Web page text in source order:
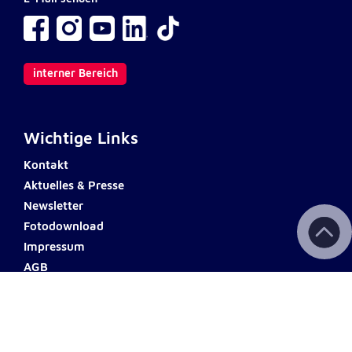
interner Bereich
Wichtige Links
Kontakt
Aktuelles & Presse
Newsletter
Fotodownload
Impressum
AGB